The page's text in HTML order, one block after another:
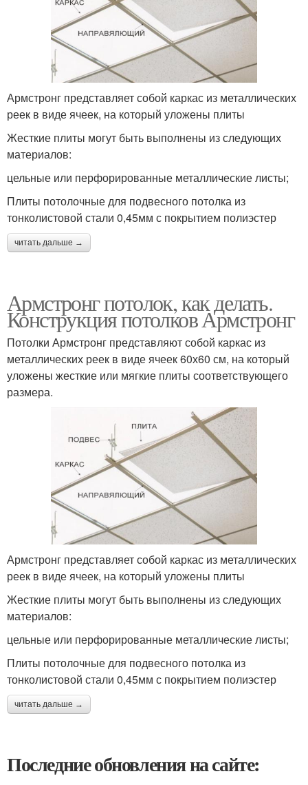
Армстронг представляет собой каркас из металлических
реек в виде ячеек, на который уложены плиты
Жесткие плиты могут быть выполнены из следующих
материалов:
цельные или перфорированные металлические листы;
Плиты потолочные для подвесного потолка из
тонколистовой стали 0,45мм с покрытием полиэстер
читать дальше →
Армстронг потолок, как делать.
Конструкция потолков Армстронг
Потолки Армстронг представляют собой каркас из
металлических реек в виде ячеек 60х60 см, на который
уложены жесткие или мягкие плиты соответствующего
размера.
Армстронг представляет собой каркас из металлических
реек в виде ячеек, на который уложены плиты
Жесткие плиты могут быть выполнены из следующих
материалов:
цельные или перфорированные металлические листы;
Плиты потолочные для подвесного потолка из
тонколистовой стали 0,45мм с покрытием полиэстер
читать дальше →
Последние обновления на сайте: